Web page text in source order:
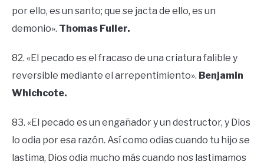
por ello, es un santo; que se jacta de ello, es un
demonio». Thomas Fuller.
82. «El pecado es el fracaso de una criatura falible y
reversible mediante el arrepentimiento». Benjamin
Whichcote.
83. «El pecado es un engañador y un destructor, y Dios
lo odia por esa razón. Así como odias cuando tu hijo se
lastima, Dios odia mucho más cuando nos lastimamos